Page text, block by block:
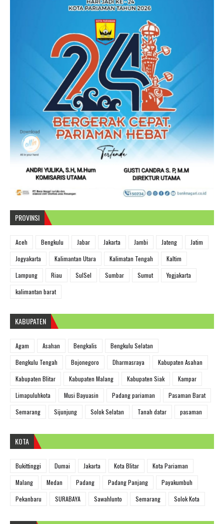
PROVINSI
Aceh Bengkulu Jabar Jakarta Jambi Jateng
Jatim
Jogyakarta
Kalimantan Utara Kalimatan Tengah
Kaltim
Lampung
Riau SulSel Sumbar Sumut
Yogjakarta
kalimantan barat
KABUPATEN
Agam Asahan Bengkalis
Bengkulu Selatan
Bengkulu Tengah
Bojonegoro Dharmasraya
Kabupaten Asahan
Kabupaten Blitar
Kabupaten Malang Kabupaten Siak
Kampar
Limapuluhkota
Musi Bayuasin Padang pariaman
Pasaman Barat
Semarang
Sijunjung Solok Selatan Tanah datar pasaman
KOTA
Bukittinggi Dumai Jakarta Kota Blitar
Kota Pariaman
Malang
Medan Padang Padang Panjang
Payakumbuh
Pekanbaru
SURABAYA Sawahlunto Semarang Solok Kota